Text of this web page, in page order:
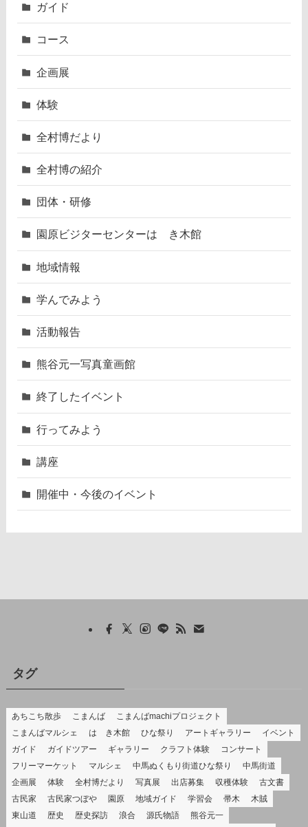
ガイド
コース
企画展
体験
全村博だより
全村博の紹介
団体・研修
園原ビジターセンターはゝき木館
地域情報
学んでみよう
活動報告
熊谷元一写真童画館
終了したイベント
行ってみよう
講座
開催中・今後のイベント
タグ
あちこち散歩 こまんば
こまんばmachiプロジェクト
こまんばマルシェ
はゝき木館 ひな祭り アートギャラリー
イベント
ガイド
ガイドツアー ギャラリー クラフト体験
コンサート
フリーマーケット
マルシェ 中馬ぬくもり街道ひな祭り
中馬街道
企画展
体験 全村博だより 写真展 出店募集 収穫体験
古文書
古民家
古民家つぼや 園原 地域ガイド 学習会 帚木
木賊
東山道
歴史 歴史探訪 浪合 源氏物語 熊谷元一